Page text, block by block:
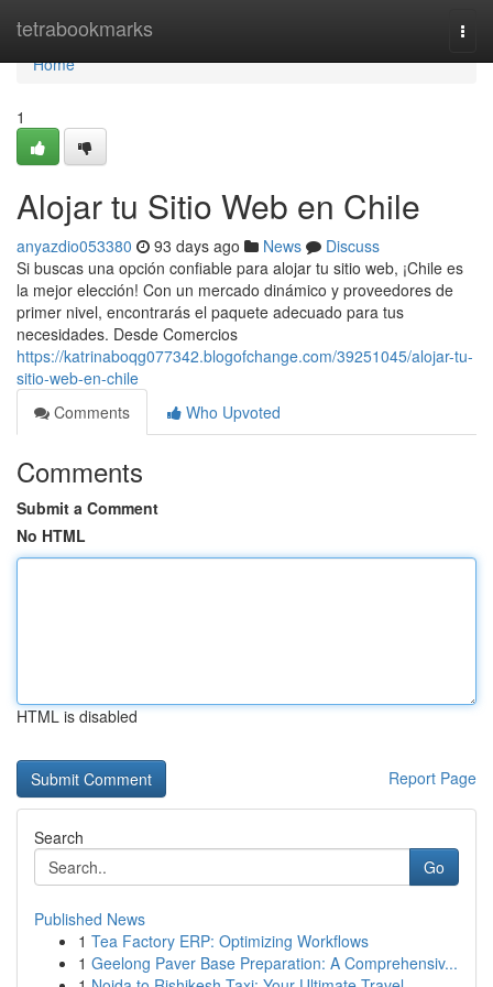
tetrabookmarks
Home
Home
1
Alojar tu Sitio Web en Chile
anyazdio053380 93 days ago News
Discuss
Si buscas una opción confiable para alojar tu sitio web, ¡Chile es
la mejor elección! Con un mercado dinámico y proveedores de
primer nivel, encontrarás el paquete adecuado para tus
necesidades. Desde Comercios
https://katrinaboqg077342.blogofchange.com/39251045/alojar-tu-
sitio-web-en-chile
Comments
Who Upvoted
Comments
Submit a Comment
No HTML
HTML is disabled
Report Page
Search
Go
Published News
1 Tea Factory ERP: Optimizing Workflows
1 Geelong Paver Base Preparation: A Comprehensiv...